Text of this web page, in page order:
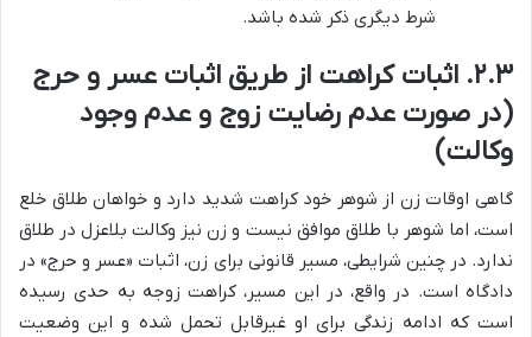
شرط دیگری ذکر شده باشد.
۲.۳. اثبات کراهت از طریق اثبات عسر و حرج
(در صورت عدم رضایت زوج و عدم وجود
وکالت)
گاهی اوقات زن از شوهر خود کراهت شدید دارد و خواهان طلاق خلع
است، اما شوهر با طلاق موافق نیست و زن نیز وکالت بلاعزل در طلاق
ندارد. در چنین شرایطی، مسیر قانونی برای زن، اثبات «عسر و حرج» در
دادگاه است. در واقع، در این مسیر، کراهت زوجه به حدی رسیده
است که ادامه زندگی برای او غیرقابل تحمل شده و این وضعیت